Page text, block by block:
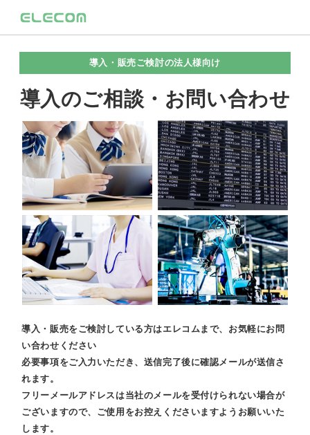
導入・販売ご検討の法人様向け
導入のご相談・お問い合わせ
導入・販売をご検討している方はエレコムまで、お気軽にお問
い合わせください
必要事項をご入力いただき、送信完了後に確認メールが送信さ
れます。
フリーメールアドレスは当社のメールを受付けられない場合が
ございますので、ご使用をお控えくださいますようお願いいた
します。